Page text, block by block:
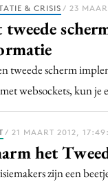
& CRISIS / 23
tweede scherm
websockets, kun
/ 21 MAART 2012,
het
zijn een